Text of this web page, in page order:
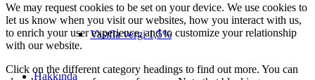
Vasıfla vergi 1,5%
Hakkında
We may request cookies to be set on your device. We use cookies to
let us know when you visit our websites, how you interact with us,
to enrich your user experience, and to customize your relationship
with our website.
Click on the different category headings to find out more. You can